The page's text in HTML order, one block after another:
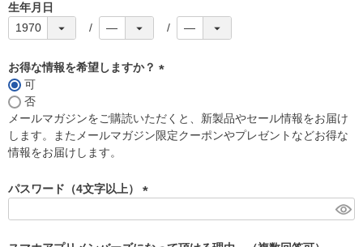
生年月日
お得な情報を希望しますか？
須
)
可
否
メールマガジンをご購読いただくと、新製品やセール情報をお届け
します。またメールマガジン限定クーポンやプレゼントなどお得な
情報をお届けします。
パスワード（4文字以上）
須